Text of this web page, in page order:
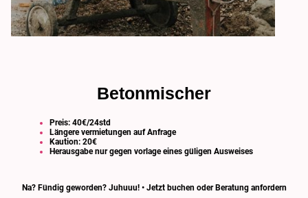
Betonmischer
Preis: 40€/24std
Längere vermietungen auf Anfrage
Kaution: 20€
Herausgabe nur gegen vorlage eines güligen Ausweises
Na? Fündig geworden? Juhuuu! • Jetzt buchen oder Beratung anfordern